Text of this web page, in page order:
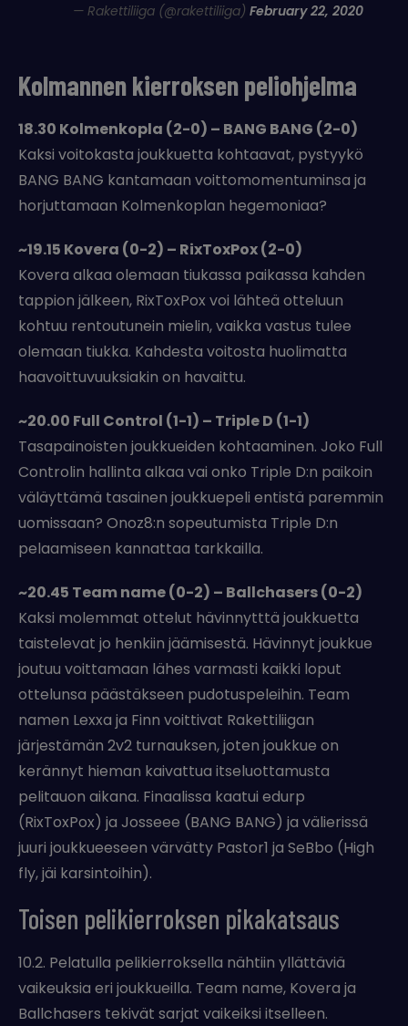
— Rakettiliiga (@rakettiliiga) February 22, 2020
Kolmannen kierroksen peliohjelma
18.30 Kolmenkopla (2-0) – BANG BANG (2-0)
Kaksi voitokasta joukkuetta kohtaavat, pystyykö
BANG BANG kantamaan voittomomentuminsa ja
horjuttamaan Kolmenkoplan hegemoniaa?
~19.15 Kovera (0-2) – RixToxPox (2-0)
Kovera alkaa olemaan tiukassa paikassa kahden
tappion jälkeen, RixToxPox voi lähteä otteluun
kohtuu rentoutunein mielin, vaikka vastus tulee
olemaan tiukka. Kahdesta voitosta huolimatta
haavoittuvuuksiakin on havaittu.
~20.00 Full Control (1-1) – Triple D (1-1)
Tasapainoisten joukkueiden kohtaaminen. Joko Full
Controlin hallinta alkaa vai onko Triple D:n paikoin
väläyttämä tasainen joukkuepeli entistä paremmin
uomissaan? Onoz8:n sopeutumista Triple D:n
pelaamiseen kannattaa tarkkailla.
~20.45 Team name (0-2) – Ballchasers (0-2)
Kaksi molemmat ottelut hävinnytttä joukkuetta
taistelevat jo henkiin jäämisestä. Hävinnyt joukkue
joutuu voittamaan lähes varmasti kaikki loput
ottelunsa päästäkseen pudotuspeleihin. Team
namen Lexxa ja Finn voittivat Rakettiliigan
järjestämän 2v2 turnauksen, joten joukkue on
kerännyt hieman kaivattua itseluottamusta
pelitauon aikana. Finaalissa kaatui edurp
(RixToxPox) ja Josseee (BANG BANG) ja välierissä
juuri joukkueeseen värvätty Pastor1 ja SeBbo (High
fly, jäi karsintoihin).
Toisen pelikierroksen pikakatsaus
10.2. Pelatulla pelikierroksella nähtiin yllättäviä
vaikeuksia eri joukkueilla. Team name, Kovera ja
Ballchasers tekivät sarjat vaikeiksi itselleen.